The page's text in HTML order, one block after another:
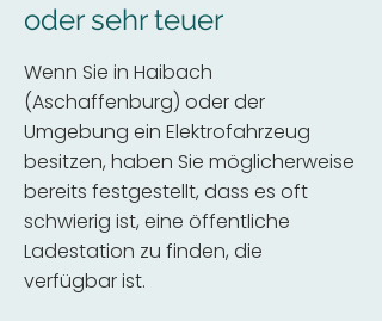
oder sehr teuer
Wenn Sie in Haibach
(Aschaffenburg) oder der
Umgebung ein Elektrofahrzeug
besitzen, haben Sie möglicherweise
bereits festgestellt, dass es oft
schwierig ist, eine öffentliche
Ladestation zu finden, die
verfügbar ist.